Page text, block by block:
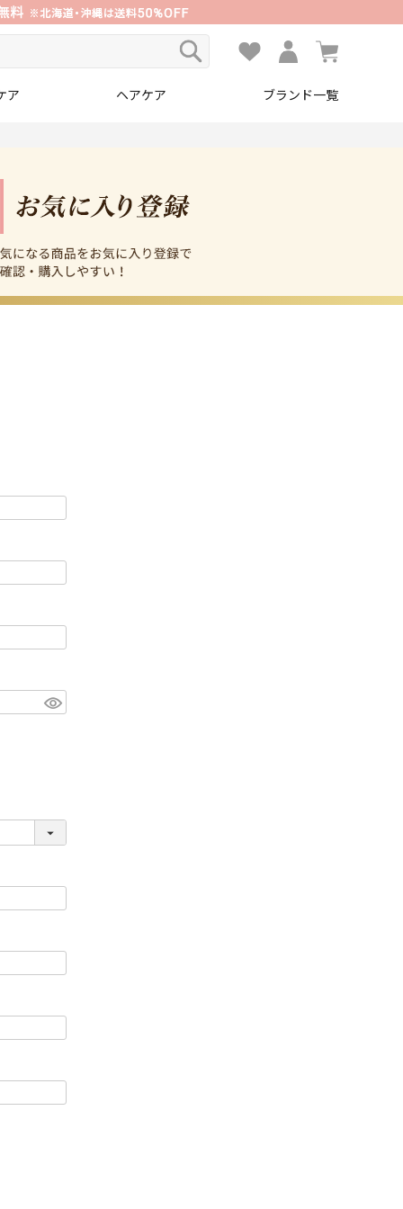
ア ヘアケア ブランド一覧